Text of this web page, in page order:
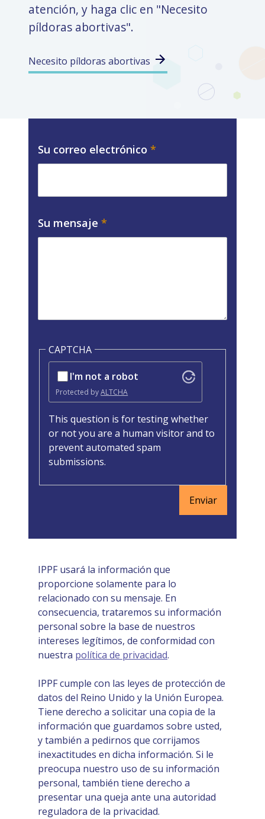
atención, y haga clic en "Necesito
píldoras abortivas".
Necesito píldoras abortivas
Su correo electrónico
Su mensaje
CAPTCHA
I'm not a robot
Protected byALTCHA
This question is for testing whether
or not you are a human visitor and to
prevent automated spam
submissions.
IPPF usará la información que
proporcione solamente para lo
relacionado con su mensaje. En
consecuencia, trataremos su información
personal sobre la base de nuestros
intereses legítimos, de conformidad con
nuestra política de privacidad.
IPPF cumple con las leyes de protección de
datos del Reino Unido y la Unión Europea.
Tiene derecho a solicitar una copia de la
información que guardamos sobre usted,
y también a pedirnos que corrijamos
inexactitudes en dicha información. Si le
preocupa nuestro uso de su información
personal, también tiene derecho a
presentar una queja ante una autoridad
reguladora de la privacidad.